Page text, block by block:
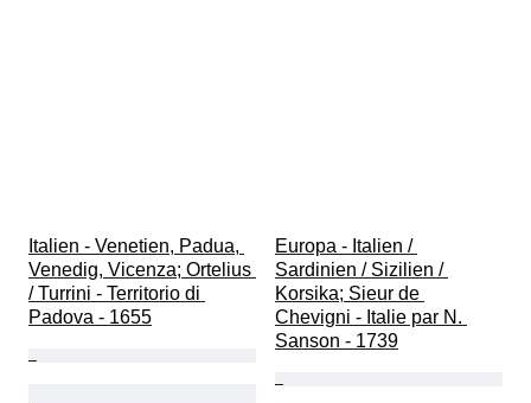
Italien - Venetien, Padua,
Venedig, Vicenza; Ortelius
/ Turrini - Territorio di
Padova - 1655
Europa - Italien /
Sardinien / Sizilien /
Korsika; Sieur de
Chevigni - Italie par N.
Sanson - 1739